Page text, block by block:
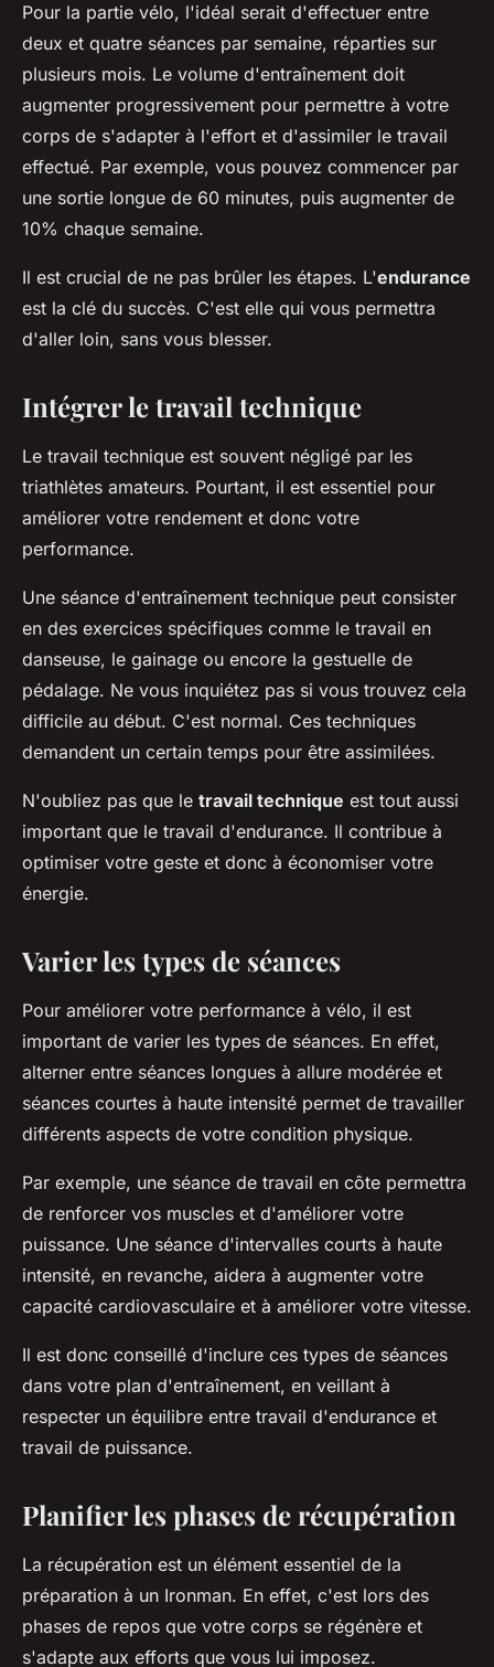
Pour la partie vélo, l'idéal serait d'effectuer entre
deux et quatre séances par semaine, réparties sur
plusieurs mois. Le volume d'entraînement doit
augmenter progressivement pour permettre à votre
corps de s'adapter à l'effort et d'assimiler le travail
effectué. Par exemple, vous pouvez commencer par
une sortie longue de 60 minutes, puis augmenter de
10% chaque semaine.
Il est crucial de ne pas brûler les étapes. L'endurance
est la clé du succès. C'est elle qui vous permettra
d'aller loin, sans vous blesser.
Intégrer le travail technique
Le travail technique est souvent négligé par les
triathlètes amateurs. Pourtant, il est essentiel pour
améliorer votre rendement et donc votre
performance.
Une séance d'entraînement technique peut consister
en des exercices spécifiques comme le travail en
danseuse, le gainage ou encore la gestuelle de
pédalage. Ne vous inquiétez pas si vous trouvez cela
difficile au début. C'est normal. Ces techniques
demandent un certain temps pour être assimilées.
N'oubliez pas que le travail technique est tout aussi
important que le travail d'endurance. Il contribue à
optimiser votre geste et donc à économiser votre
énergie.
Varier les types de séances
Pour améliorer votre performance à vélo, il est
important de varier les types de séances. En effet,
alterner entre séances longues à allure modérée et
séances courtes à haute intensité permet de travailler
différents aspects de votre condition physique.
Par exemple, une séance de travail en côte permettra
de renforcer vos muscles et d'améliorer votre
puissance. Une séance d'intervalles courts à haute
intensité, en revanche, aidera à augmenter votre
capacité cardiovasculaire et à améliorer votre vitesse.
Il est donc conseillé d'inclure ces types de séances
dans votre plan d'entraînement, en veillant à
respecter un équilibre entre travail d'endurance et
travail de puissance.
Planifier les phases de récupération
La récupération est un élément essentiel de la
préparation à un Ironman. En effet, c'est lors des
phases de repos que votre corps se régénère et
s'adapte aux efforts que vous lui imposez.